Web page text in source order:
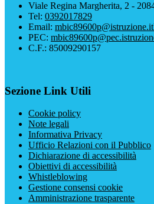
Viale Regina Margherita, 2 -
Tel: 0392017829
Email: mbic89600p@istruzione.it
PEC:
C.F.: 85009290157
Sezione Link Utili
Cookie policy
Note legali
Informativa Privacy
Ufficio Relazioni con il Pubblico
Dichiarazione di accessibilità
Obiettivi di accessibilità
Whistleblowing
Gestione consensi cookie
Amministrazione trasparente